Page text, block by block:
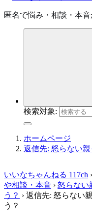
匿名で悩み・相談・本
検索対象:
ホームページ
返信先: 怒らない
いいなちゃんねる 117ch ›
や相談・本音 › 怒らない
う？ › 返信先: 怒らない
う？